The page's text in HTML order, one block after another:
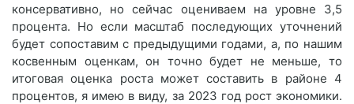
консервативно, но сейчас оцениваем на уровне 3,5
процента. Но если масштаб последующих уточнений
будет сопоставим с предыдущими годами, а, по нашим
косвенным оценкам, он точно будет не меньше, то
итоговая оценка роста может составить в районе 4
процентов, я имею в виду, за 2023 год рост экономики.